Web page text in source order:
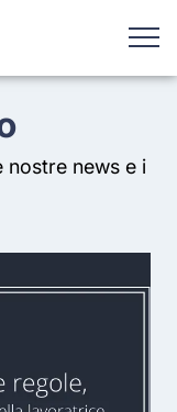
nostre news e i